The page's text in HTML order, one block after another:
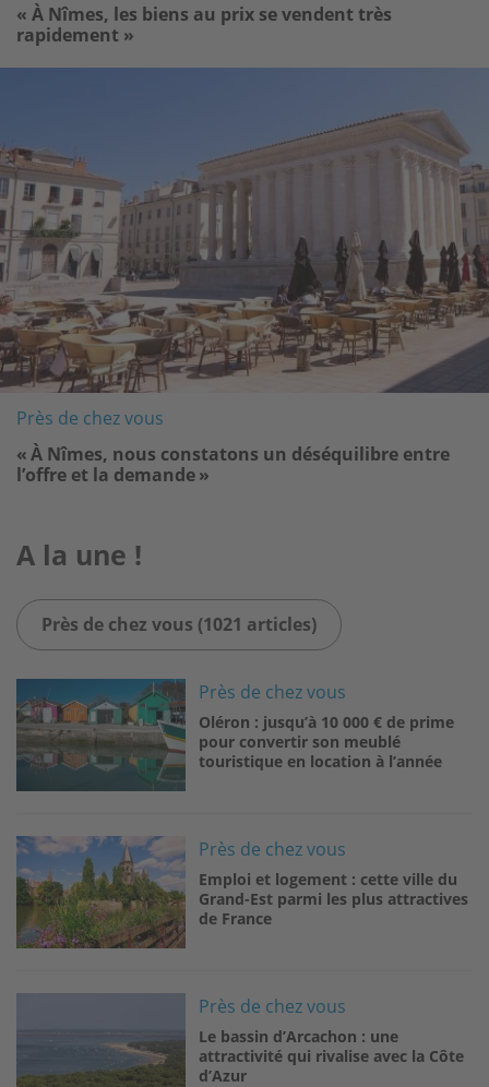
« À Nîmes, les biens au prix se vendent très
rapidement »
Image
Près de chez vous
« À Nîmes, nous constatons un déséquilibre entre
l’offre et la demande »
A la une !
Près de chez vous (1021 articles)
Près de chez vous
Oléron : jusqu’à 10 000 € de prime
pour convertir son meublé
touristique en location à l’année
Image Près de chez vous
Emploi et logement : cette ville du
Grand-Est parmi les plus attractives
de France
Près de chez vous
Le bassin d’Arcachon : une
attractivité qui rivalise avec la Côte
d’Azur